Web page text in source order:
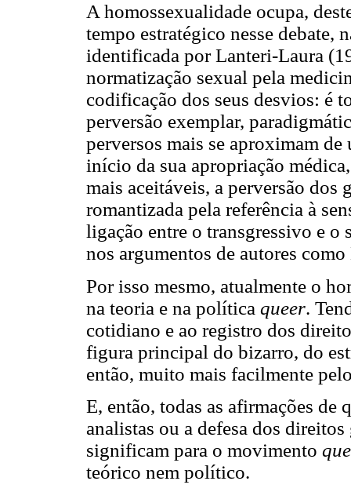
A homossexualidade ocupa,
tempo estratégico nesse debate,
identificada por Lanteri-Laura
normatização sexual pela
codificação dos seus desvios: é
perversão exemplar,
perversos mais se aproximam
início da sua apropriação
mais aceitáveis, a perversão dos
romantizada pela referência à
ligação entre o transgressivo e o
nos argumentos de autores
Por isso mesmo, atualmente o
na teoria e na política queer.
cotidiano e ao registro dos
figura principal do bizarro, do
então, muito mais facilmente
E, então, todas as afirmações de
analistas ou a defesa dos
significam para o movimento
teórico nem político.